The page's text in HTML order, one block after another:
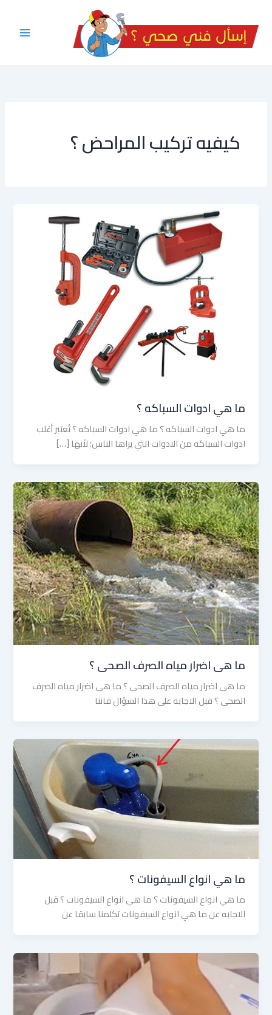
المحتوى
كيفيه تركيب المراحض ؟
ما هي ادوات السباكه ؟
ما هي ادوات السباكه ؟ ما هي ادوات السباكه ؟ تُعتبر أغلب
ادوات السباكه من الادوات التي يراها الناس؛ لأنها […]
ما هى اضرار مياه الصرف الصحى ؟
ما هى اضرار مياه الصرف الصحى ؟ ما هى اضرار مياه الصرف
الصحى ؟ قبل الاجابه على هذا السؤال فاننا
ما هي انواع السيفونات ؟
ما هي انواع السيفونات ؟ ما هي انواع السيفونات ؟ قبل
الاجابه عن ما هي انواع السيفونات تكلمنا سابقا عن